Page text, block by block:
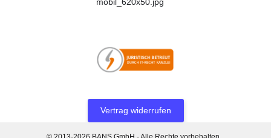
Vertrag widerrufen